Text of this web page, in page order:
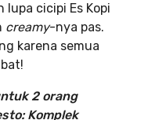
cicipi Es Kopi
creamy-nya pas.
karena semua
2 orang
Komplek